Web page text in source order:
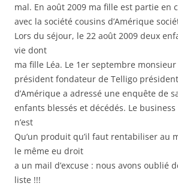
mal. En août 2009 ma fille est partie en
avec la société cousins d’Amérique
Lors du séjour, le 22 août 2009 deux
vie dont
ma fille Léa. Le 1er septembre monsieur
président fondateur de Telligo
d’Amérique a adressé une enquête de
enfants blessés et décédés. Le
n’est
Qu’un produit qu’il faut rentabiliser au
le même eu droit
a un mail d’excuse : nous avons oublié
liste !!!